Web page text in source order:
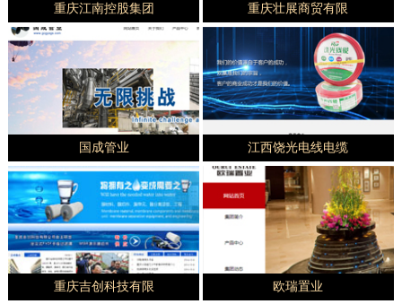
重庆江南控股集团 重庆壮展商贸有限
国成管业 江西饶光电线电缆
重庆吉创科技有限 欧瑞置业